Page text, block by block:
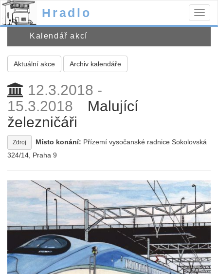
Hradlo
Kalendář akcí
Aktuální akce Archiv kalendáře
12.3.2018 -
15.3.2018
Malující
železničáři
Zdroj Místo konání: Přízemí vysočanské radnice Sokolovská
324/14, Praha 9